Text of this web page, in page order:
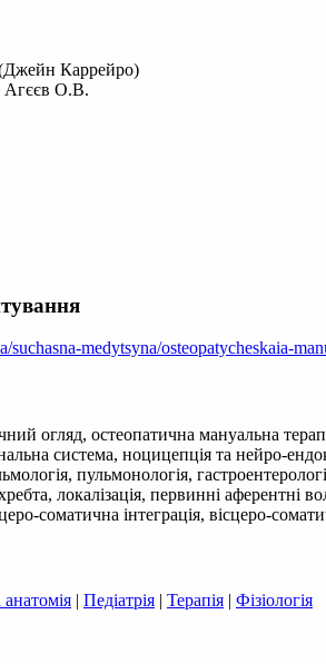
Каррейро)
Агєєв О.В.
suchasna-medytsyna/osteopatycheskaia-
огляд, остеопатична мануальна
система, ноцицепція та нейро-
пульмонологія,
локалізація, первинні аферентні
соматична інтеграція, вісцеро-
| Педіатрія | Терапія | Фізіологія